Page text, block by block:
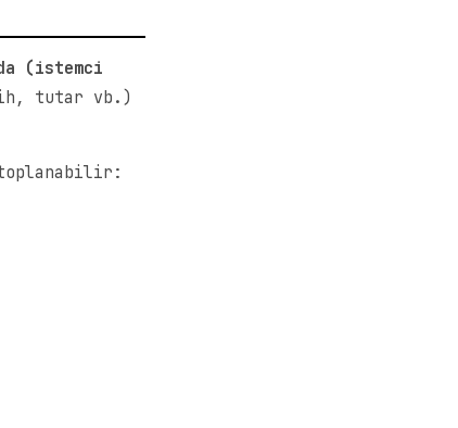
(istemci
tutar vb.)